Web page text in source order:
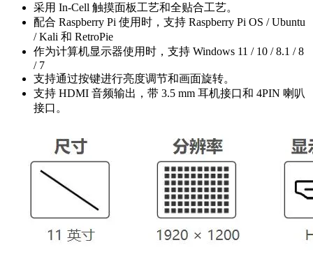
采用 In-Cell 触摸面板工艺和全贴合工艺。
配合 Raspberry Pi 使用时，支持 Raspberry Pi OS / Ubuntu
/ Kali 和 RetroPie
作为计算机显示器使用时，支持 Windows 11 / 10 / 8.1 / 8
/ 7
支持通过按键进行亮度调节和画面旋转。
支持 HDMI 音频输出，带 3.5 mm 耳机接口和 4PIN 喇叭
接口。